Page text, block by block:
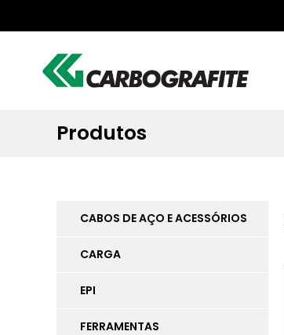
Produtos
CABOS DE AÇO E ACESSÓRIOS
CARGA
EPI
FERRAMENTAS